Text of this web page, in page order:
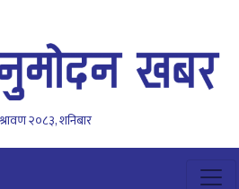
२०८३, शनिबार